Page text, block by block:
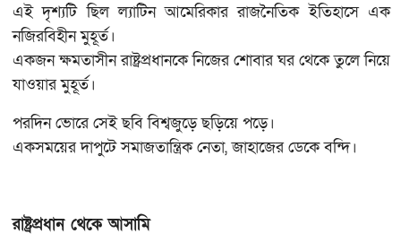
এই দৃশ্যটি ছিল ল্যাটিন আমেরিকার রাজনৈতিক ইতিহাসে এক
নজিরবিহীন মুহূর্ত।
একজন ক্ষমতাসীন রাষ্ট্রপ্রধানকে নিজের শোবার ঘর থেকে তুলে নিয়ে
যাওয়ার মুহূর্ত।
পরদিন ভোরে সেই ছবি বিশ্বজুড়ে ছড়িয়ে পড়ে।
একসময়ের দাপুটে সমাজতান্ত্রিক নেতা, জাহাজের ডেকে বন্দি।
রাষ্ট্রপ্রধান থেকে আসামি